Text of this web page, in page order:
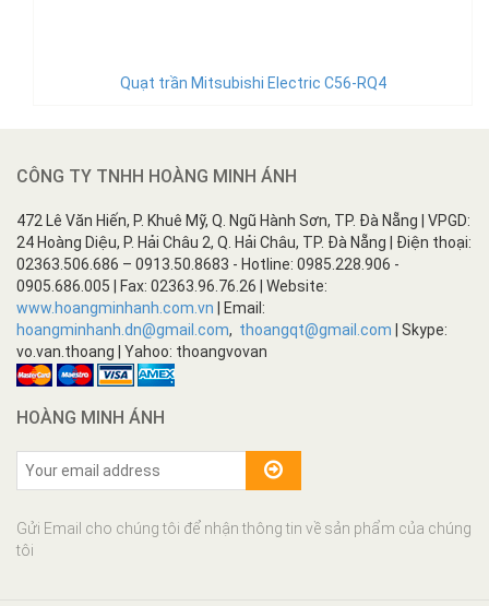
Quạt trần Mitsubishi Electric C56-RQ4
CÔNG TY TNHH HOÀNG MINH ÁNH
472 Lê Văn Hiến, P. Khuê Mỹ, Q. Ngũ Hành Sơn, TP. Đà Nẵng | VPGD:
24 Hoàng Diệu, P. Hải Châu 2, Q. Hải Châu, TP. Đà Nẵng | Điện thoại:
02363.506.686 – 0913.50.8683 - Hotline: 0985.228.906 -
0905.686.005 | Fax: 02363.96.76.26 | Website:
www.hoangminhanh.com.vn | Email:
hoangminhanh.dn@gmail.com, thoangqt@gmail.com | Skype:
vo.van.thoang | Yahoo: thoangvovan
HOÀNG MINH ÁNH
Gửi Email cho chúng tôi để nhận thông tin về sản phẩm của chúng
tôi